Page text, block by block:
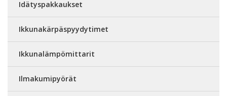
Idätyspakkaukset
Ikkunakärpäspyydytimet
Ikkunalämpömittarit
Ilmakumipyörät